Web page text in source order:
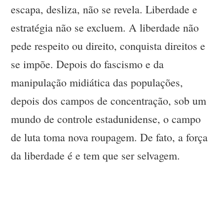
escapa, desliza, não se revela. Liberdade e
estratégia não se excluem. A liberdade não
pede respeito ou direito, conquista direitos e
se impõe. Depois do fascismo e da
manipulação midiática das populações,
depois dos campos de concentração, sob um
mundo de controle estadunidense, o campo
de luta toma nova roupagem. De fato, a força
da liberdade é e tem que ser selvagem.